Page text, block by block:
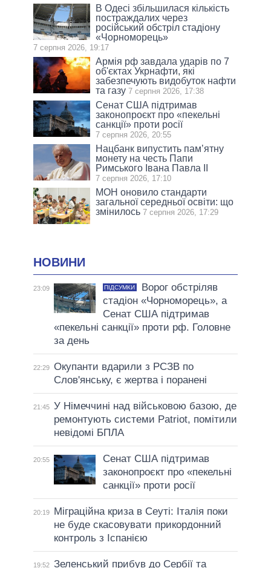
В Одесі збільшилася кількість
постраждалих через
російський обстріл стадіону
«Чорноморець»
7 серпня 2026, 19:17
Армія рф завдала ударів по 7
об'єктах Укрнафти, які
забезпечують видобуток нафти
та газу 7 серпня 2026, 17:38
Сенат США підтримав
законопроєкт про «пекельні
санкції» проти росії
7 серпня 2026, 20:55
Нацбанк випустить пам’ятну
монету на честь Папи
Римського Івана Павла II
7 серпня 2026, 17:10
МОН оновило стандарти
загальної середньої освіти: що
змінилось 7 серпня 2026, 17:29
НОВИНИ
23:09 ПІДСУМКИ
Ворог обстріляв
стадіон «Чорноморець», а
Сенат США підтримав
«пекельні санкції» проти рф. Головне
за день
22:29 Окупанти вдарили з РСЗВ по
Слов'янську, є жертва і поранені
21:45 У Німеччині над військовою базою, де
ремонтують системи Patriot, помітили
невідомі БПЛА
20:55
Сенат США підтримав
законопроєкт про «пекельні
санкції» проти росії
20:19
Міграційна криза в Сеуті: Італія поки
не буде скасовувати прикордонний
контроль з Іспанією
19:52 Зеленський прибув до Сербії та